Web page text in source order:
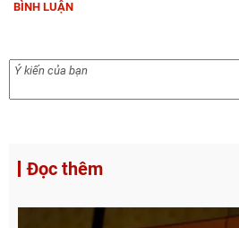
BÌNH LUẬN
Đọc thêm